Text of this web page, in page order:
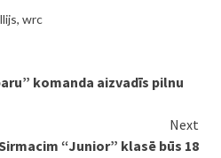
, wrc
komanda aizvadīs pilnu
Next
“Junior” klasē būs 18